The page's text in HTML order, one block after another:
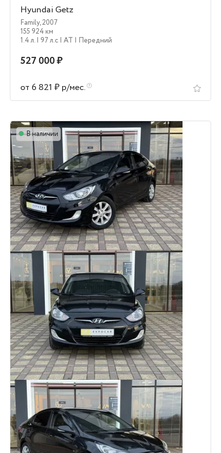
Hyundai Getz
Family,2007
155 924 км
1.4 л. | 97 л.c | AT | Передний
527 000 ₽
от 6 821 ₽ р/мес.
В наличии